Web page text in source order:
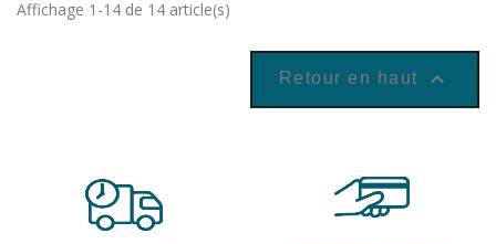
Affichage 1-14 de 14 article(s)
Retour en haut 